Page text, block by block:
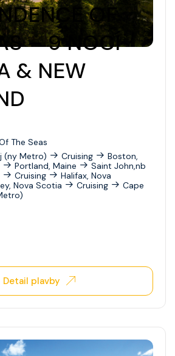
OF
– 9 NOCÍ
& NEW
The Seas
(ny Metro)
Cruising
Boston,
Portland, Maine
Saint John,nb
Cruising
Halifax, Nova
Nova Scotia Cruising
Cape
Detail plavby